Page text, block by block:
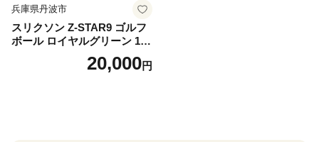
兵庫県丹波市
スリクソン Z-STAR9 ゴルフ
ボール ロイヤルグリーン 1ダ
ース 12球 兵庫県丹波市 ふる
20,000円